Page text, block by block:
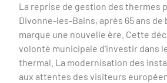
La reprise de gestion des thermes
Divonne-les-Bains, après 65 ans de
marque une nouvelle ère. Cette
volonté municipale d'investir dans
thermal. La modernisation des
aux attentes des visiteurs